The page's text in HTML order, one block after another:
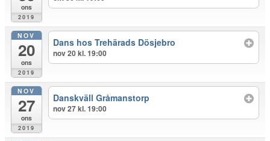
ons
2019
NOV
20
ons
2019
Dans hos Trehärads Dösjebro
nov 20 kl. 19:00
NOV
27
ons
2019
Danskväll Gråmanstorp
nov 27 kl. 19:00